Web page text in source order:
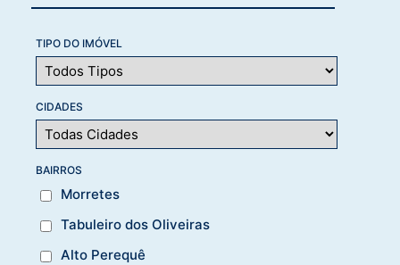
TIPO DO IMÓVEL
CIDADES
BAIRROS
Morretes
Tabuleiro dos Oliveiras
Alto Perequê